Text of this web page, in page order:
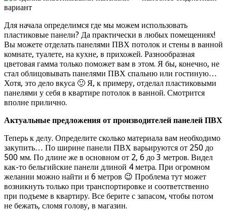
Для начала определимся где мы можем использовать
пластиковые панели? Да практически в любых помещениях!
Вы можете отделать панелями ПВХ потолок и стены в ванной
комнате, туалете, на кухне, в прихожей. Разнообразная
цветовая гамма только поможет вам в этом. Я бы, конечно, не
стал облицовывать панелями ПВХ спальню или гостиную…
Хотя, это дело вкуса 🙂 Я, к примеру, отделал пластиковыми
панелями у себя в квартире потолок в ванной. Смотрится
вполне прилично.
Актуальные предложения от производителей панелей ПВХ
Теперь к делу. Определите сколько материала вам необходимо
закупить… По ширине панели ПВХ варьируются от 250 до
500 мм. По длине же в основном от 2, 6 до 3 метров. Видел
как-то бельгийские панели длиной 4 метра. При огромном
желании можно найти и 6 метров 😉 Проблема тут может
возникнуть только при транспортировке и соответственно
при подъеме в квартиру. Все берите с запасом, чтобы потом
не бежать, сломя голову, в магазин.